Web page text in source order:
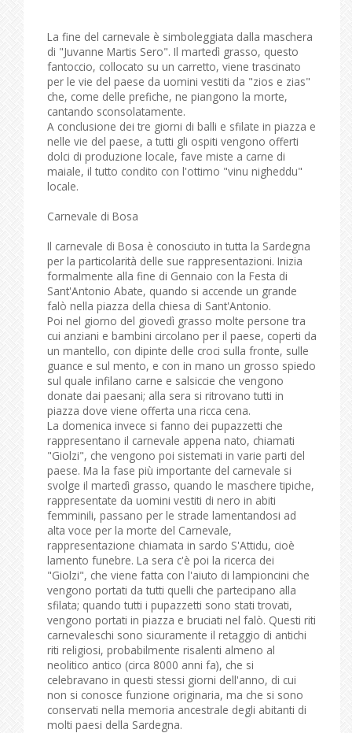
La fine del carnevale è simboleggiata dalla maschera
di "Juvanne Martis Sero". Il martedì grasso, questo
fantoccio, collocato su un carretto, viene trascinato
per le vie del paese da uomini vestiti da "zios e zias"
che, come delle prefiche, ne piangono la morte,
cantando sconsolatamente.
A conclusione dei tre giorni di balli e sfilate in piazza e
nelle vie del paese, a tutti gli ospiti vengono offerti
dolci di produzione locale, fave miste a carne di
maiale, il tutto condito con l'ottimo "vinu nigheddu"
locale.
Carnevale di Bosa
Il carnevale di Bosa è conosciuto in tutta la Sardegna
per la particolarità delle sue rappresentazioni. Inizia
formalmente alla fine di Gennaio con la Festa di
Sant'Antonio Abate, quando si accende un grande
falò nella piazza della chiesa di Sant'Antonio.
Poi nel giorno del giovedì grasso molte persone tra
cui anziani e bambini circolano per il paese, coperti da
un mantello, con dipinte delle croci sulla fronte, sulle
guance e sul mento, e con in mano un grosso spiedo
sul quale infilano carne e salsiccie che vengono
donate dai paesani; alla sera si ritrovano tutti in
piazza dove viene offerta una ricca cena.
La domenica invece si fanno dei pupazzetti che
rappresentano il carnevale appena nato, chiamati
"Giolzi", che vengono poi sistemati in varie parti del
paese. Ma la fase più importante del carnevale si
svolge il martedì grasso, quando le maschere tipiche,
rappresentate da uomini vestiti di nero in abiti
femminili, passano per le strade lamentandosi ad
alta voce per la morte del Carnevale,
rappresentazione chiamata in sardo S'Attidu, cioè
lamento funebre. La sera c'è poi la ricerca dei
"Giolzi", che viene fatta con l'aiuto di lampioncini che
vengono portati da tutti quelli che partecipano alla
sfilata; quando tutti i pupazzetti sono stati trovati,
vengono portati in piazza e bruciati nel falò. Questi riti
carnevaleschi sono sicuramente il retaggio di antichi
riti religiosi, probabilmente risalenti almeno al
neolitico antico (circa 8000 anni fa), che si
celebravano in questi stessi giorni dell'anno, di cui
non si conosce funzione originaria, ma che si sono
conservati nella memoria ancestrale degli abitanti di
molti paesi della Sardegna.